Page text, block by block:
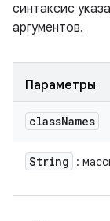
синтаксис
аргументов.
Параметры
classNames
String :